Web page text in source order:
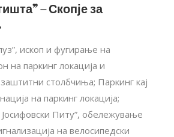
– Скопје за
ископ и фугирање на
на паркинг локација и
столбчиња; Паркинг кај
на паркинг локација;
Питу”, обележување
на велосипедски